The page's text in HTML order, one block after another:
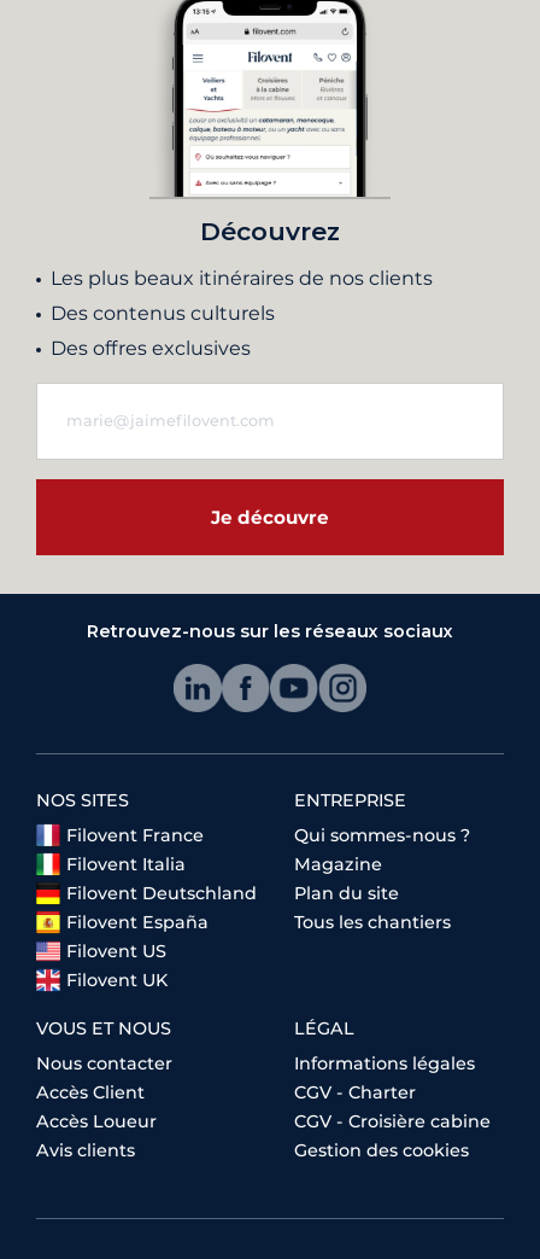
Découvrez
Les plus beaux itinéraires de nos clients
Des contenus culturels
Des offres exclusives
Je découvre
Retrouvez-nous sur les réseaux sociaux
NOS SITES
Filovent France
Filovent Italia
Filovent Deutschland
Filovent España
Filovent US
Filovent UK
ENTREPRISE
Qui sommes-nous ?
Magazine
Plan du site
Tous les chantiers
VOUS ET NOUS
Nous contacter
Accès Client
Accès Loueur
Avis clients
LÉGAL
Informations légales
CGV - Charter
CGV - Croisière cabine
Gestion des cookies